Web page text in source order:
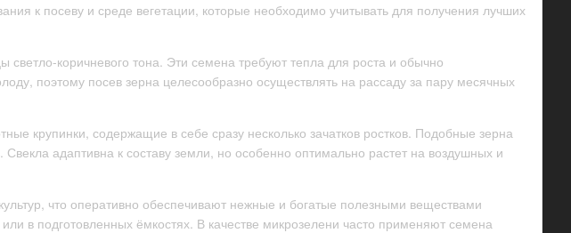
к посеву и среде вегетации, которые необходимо учитывать для получения лучших
коричневого тона. Эти семена требуют тепла для роста и обычно
поэтому посев зерна целесообразно осуществлять на рассаду за пару месячных
крупинки, содержащие в себе сразу несколько зачатков ростков. Подобные зерна
адаптивна к составу земли, но особенно оптимально растет на воздушных и
что оперативно обеспечивают нежные и богатые полезными веществами
в подготовленных ёмкостях. В качестве микрозелени часто применяют семена